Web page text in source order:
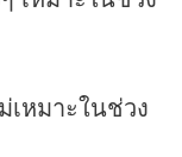
เหมาะในช่วง